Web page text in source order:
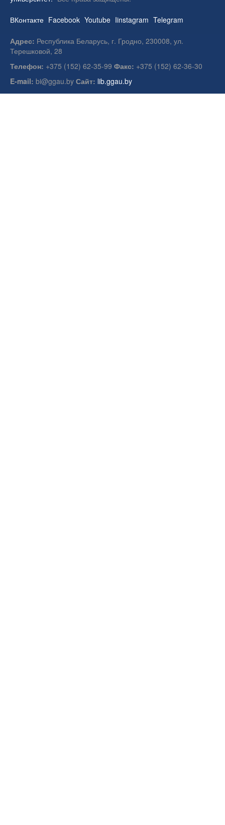
ВКонтакте Facebook Youtube Iinstagram Telegram
Адрес: Республика Беларусь, г. Гродно, 230008, ул.
Терешковой, 28
Телефон: +375 (152) 62-35-99 Факс: +375 (152) 62-36-30
E-mail: bi@ggau.by Сайт: lib.ggau.by